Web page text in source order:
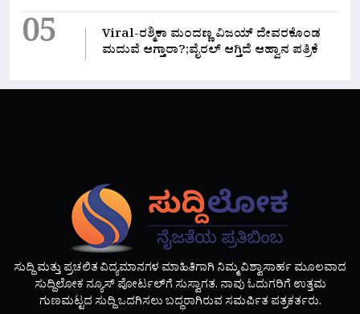
05
Viral-ರಶ್ಮಿಕಾ ಮಂದಣ್ಣ ವಿಜಯ್ ದೇವರಕೊಂಡ
ಮದುವೆ ಆಗ್ತಾರಾ?;ವೈರಲ್ ಆಗ್ತಿದೆ ಆಹ್ವಾನ ಪತ್ರಿಕೆ
ಸುದ್ದಿ ಮತ್ತು ಪ್ರಚಲಿತ ವಿದ್ಯಮಾನಗಳ ಮಾಹಿತಿಗಾಗಿ ನಿಮ್ಮ ವಿಶ್ವಾಸಾರ್ಹ ಮೂಲವಾದ
ಸುದ್ದಿಲೋಕ ನ್ಯೂಸ್ ಪೋರ್ಟಲ್‌ಗೆ ಸುಸ್ವಾಗತ. ನಾವು ಓದುಗರಿಗೆ ಉತ್ತಮ
ಗುಣಮಟ್ಟದ ಸುದ್ದಿ ಒದಗಿಸಲು ಬದ್ಧರಾಗಿರುವ ಸಮರ್ಪಿತ ಪತ್ರಕರ್ತರು.